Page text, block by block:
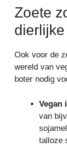
Zoete
Ook voor de
wereld van
boter nodig
Vegan
van
talloze